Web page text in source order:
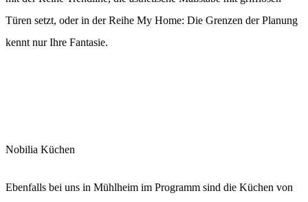
Türen setzt, oder in der Reihe My Home: Die Grenzen der Planung
kennt nur Ihre Fantasie.
Nobilia Küchen
Ebenfalls bei uns in Mühlheim im Programm sind die Küchen von